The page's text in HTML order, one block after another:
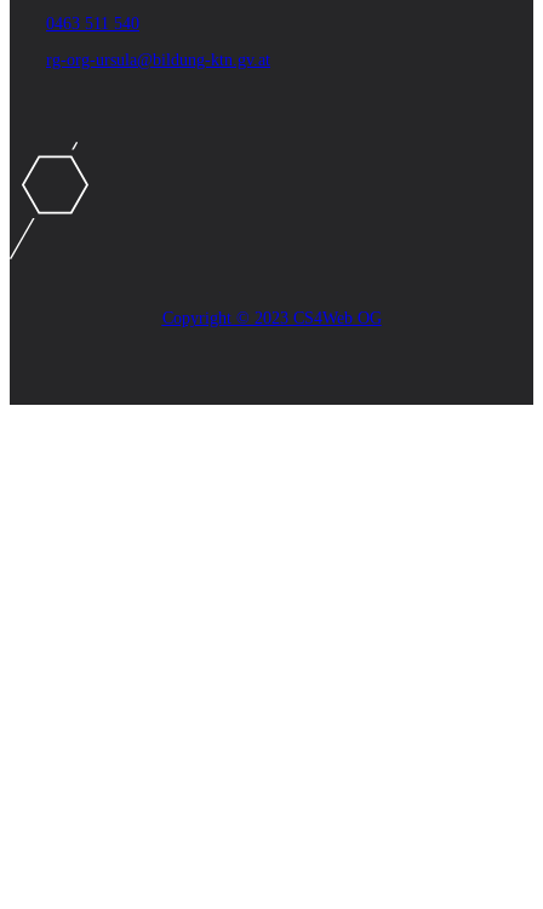
0463 511 540
rg-org-ursula@bildung-ktn.gv.at
Copyright © 2023 CS4Web OG